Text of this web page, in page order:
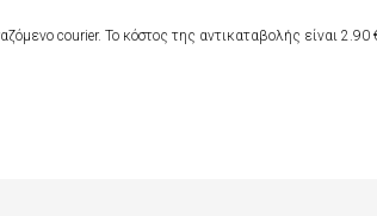
courier. Το κόστος της αντικαταβολής είναι 2.90